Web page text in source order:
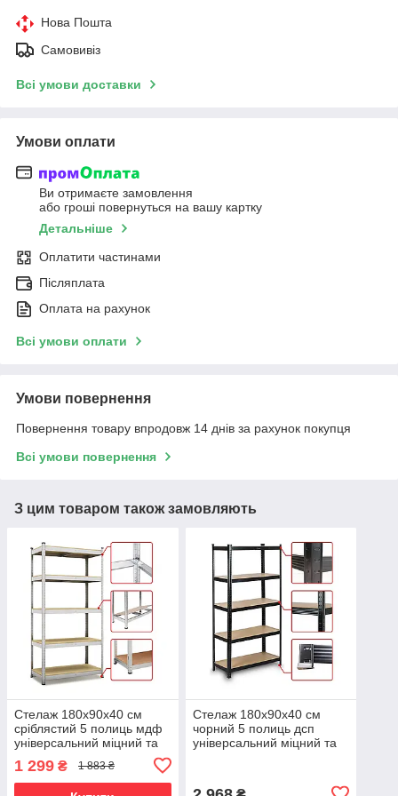
Нова Пошта
Самовивіз
Всі умови доставки
Умови оплати
Ви отримаєте замовлення
або гроші повернуться на вашу картку
Детальніше
Оплатити частинами
Післяплата
Оплата на рахунок
Всі умови оплати
Умови повернення
Повернення товару впродовж 14 днів за рахунок покупця
Всі умови повернення
З цим товаром також замовляють
Стелаж 180х90х40 см
сріблястий 5 полиць мдф
універсальний міцний та
оцинкований з металу не
псує підлогу
1 299 ₴ 1 883 ₴
Стелаж 180х90х40 см
чорний 5 полиць дсп
універсальний міцний та